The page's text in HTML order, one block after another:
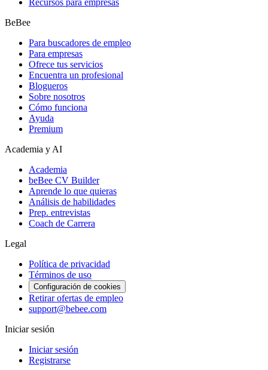
Recursos para empresas
BeBee
Para buscadores de empleo
Para empresas
Ofrece tus servicios
Encuentra un profesional
Blogueros
Sobre nosotros
Cómo funciona
Ayuda
Premium
Academia y AI
Academia
beBee CV Builder
Aprende lo que quieras
Análisis de habilidades
Prep. entrevistas
Coach de Carrera
Legal
Política de privacidad
Términos de uso
Configuración de cookies
Retirar ofertas de empleo
support@bebee.com
Iniciar sesión
Iniciar sesión
Registrarse